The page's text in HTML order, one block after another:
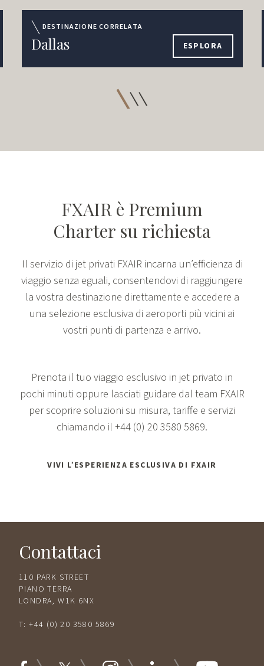
DESTINAZIONE CORRELATA
Dallas ESPLORA
FXAIR è Premium
Charter su richiesta
Il servizio di jet privati FXAIR incarna un’efficienza di
viaggio senza eguali, consentendovi di raggiungere
la vostra destinazione direttamente e accedere a
una selezione esclusiva di aeroporti più vicini ai
vostri punti di partenza e arrivo.
Prenota il tuo viaggio esclusivo in jet privato in
pochi minuti oppure lasciati guidare dal team FXAIR
per scoprire soluzioni su misura, tariffe e servizi
chiamando il +44 (0) 20 3580 5869.
VIVI L’ESPERIENZA ESCLUSIVA DI FXAIR
Contattaci
110 PARK STREET
PIANO TERRA
LONDRA, W1K 6NX
T:+44 (0) 20 3580 5869